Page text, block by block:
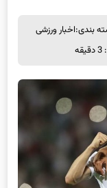
بندی:اخبار ورزشی